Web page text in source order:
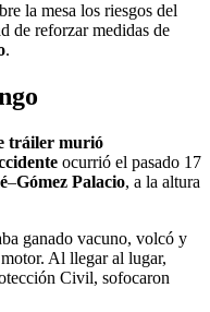
la mesa los riesgos del
de reforzar medidas de
.
tráiler murió
ocurrió el pasado 17
–Gómez Palacio, a la altura
ganado vacuno, volcó y
Al llegar al lugar,
Civil, sofocaron